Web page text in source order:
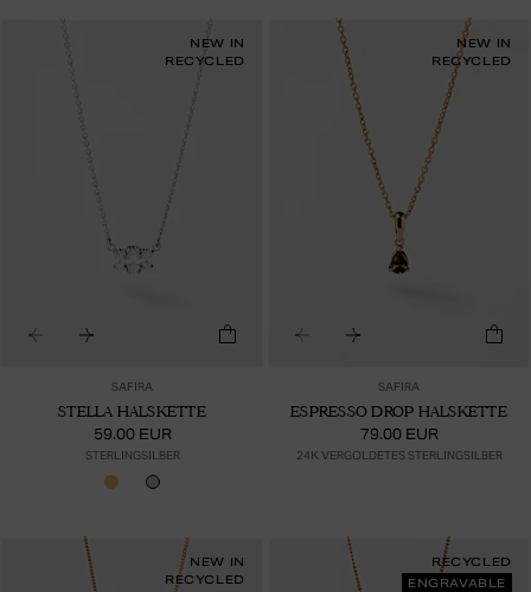
NEW IN
RECYCLED
SAFIRA
STELLA HALSKETTE
59.00 EUR
STERLINGSILBER
NEW IN
RECYCLED
SAFIRA
ESPRESSO DROP HALSKETTE
79.00 EUR
24K VERGOLDETES STERLINGSILBER
NEW IN
RECYCLED
RECYCLED
ENGRAVABLE